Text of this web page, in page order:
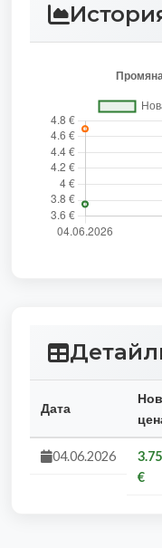
Дата
04.06.2026
3.75
€